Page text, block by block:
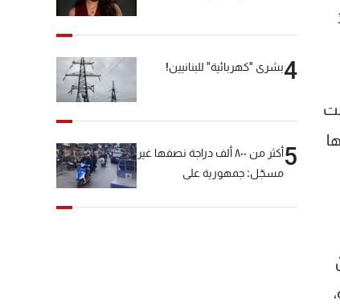
4بشرى "كهربائية" للبنانيين!
5
أكثر من ٨٠٠ ألف دراجة نصفها غير
مسجّل: جمهورية على